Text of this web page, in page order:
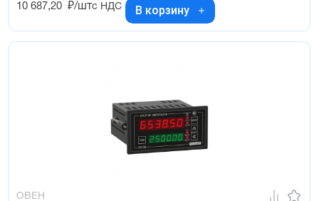
10 687,20 ₽/штс НДС В корзину
ОВЕН